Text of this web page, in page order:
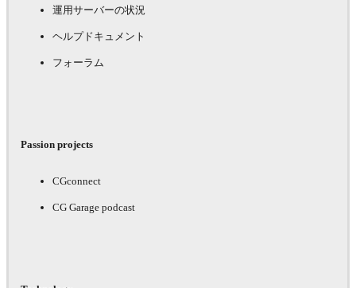
運用サーバーの状況
ヘルプドキュメント
フォーラム
Passion projects
CGconnect
CG Garage podcast